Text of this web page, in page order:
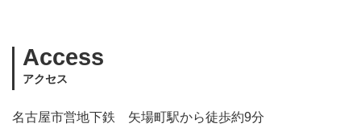
Access
アクセス
名古屋市営地下鉄 矢場町駅から徒歩約9分